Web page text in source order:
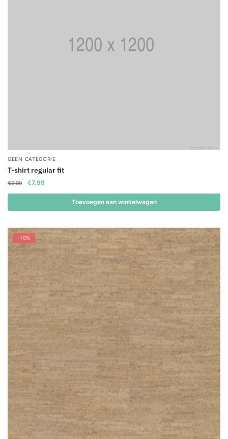
GEEN CATEGORIE
T-shirt regular fit
€9.99
Original
price
€9.99.
€7.99Current
price
€7.99.
Toevoegen aan winkelwagen
-10%